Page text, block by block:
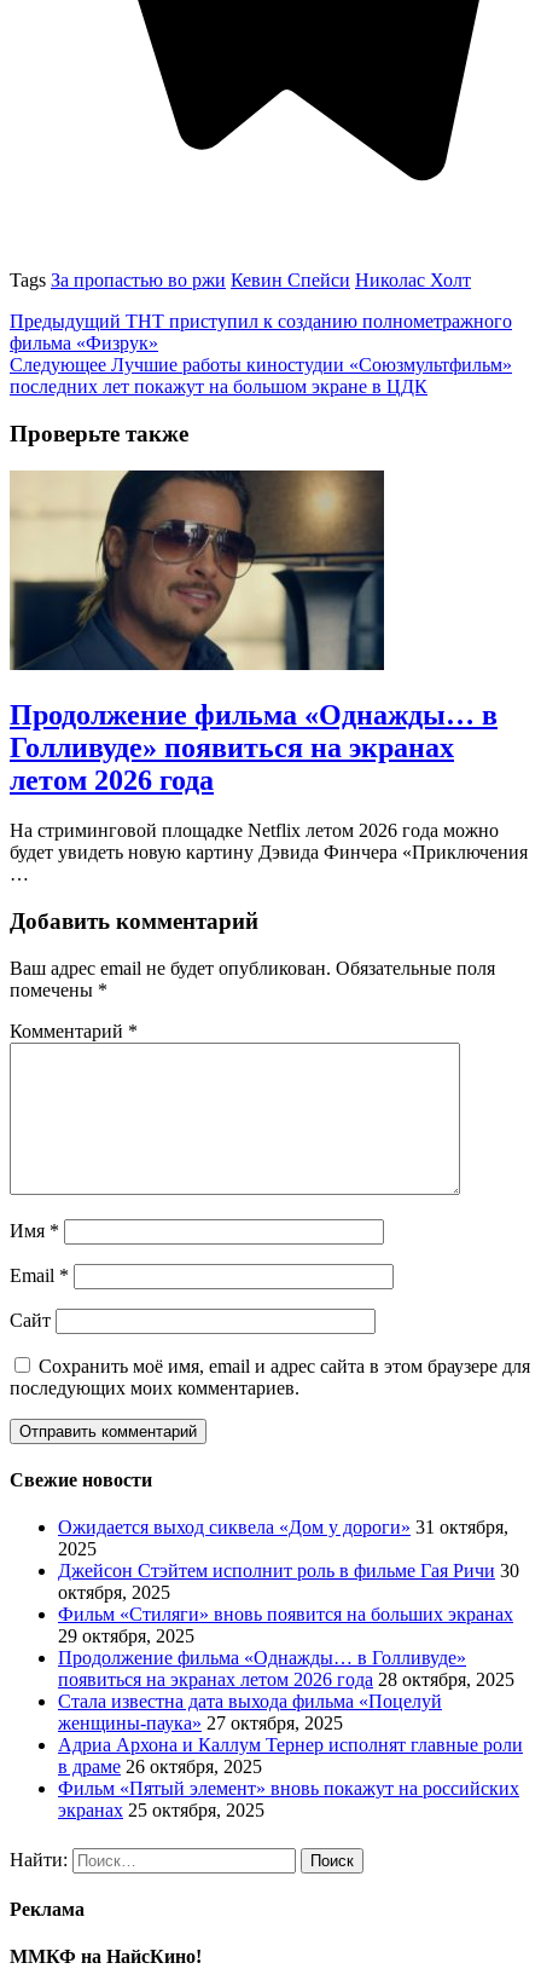
Tags За пропастью во ржи Кевин Спейси Николас Холт
Предыдущий ТНТ приступил к созданию полнометражного
фильма «Физрук»
Следующее Лучшие работы киностудии «Союзмультфильм»
последних лет покажут на большом экране в ЦДК
Проверьте также
Продолжение фильма «Однажды… в
Голливуде» появиться на экранах
летом 2026 года
На стриминговой площадке Netflix летом 2026 года можно
будет увидеть новую картину Дэвида Финчера «Приключения
…
Добавить комментарий
Ваш адрес email не будет опубликован. Обязательные поля
помечены *
Комментарий *
Имя *
Email *
Сайт
Сохранить моё имя, email и адрес сайта в этом браузере для
последующих моих комментариев.
Свежие новости
Ожидается выход сиквела «Дом у дороги» 31 октября,
2025
Джейсон Стэйтем исполнит роль в фильме Гая Ричи 30
октября, 2025
Фильм «Стиляги» вновь появится на больших экранах
29 октября, 2025
Продолжение фильма «Однажды… в Голливуде»
появиться на экранах летом 2026 года 28 октября, 2025
Стала известна дата выхода фильма «Поцелуй
женщины-паука» 27 октября, 2025
Адриа Архона и Каллум Тернер исполнят главные роли
в драме 26 октября, 2025
Фильм «Пятый элемент» вновь покажут на российских
экранах 25 октября, 2025
Найти:
Реклама
ММКФ на НайсКино!